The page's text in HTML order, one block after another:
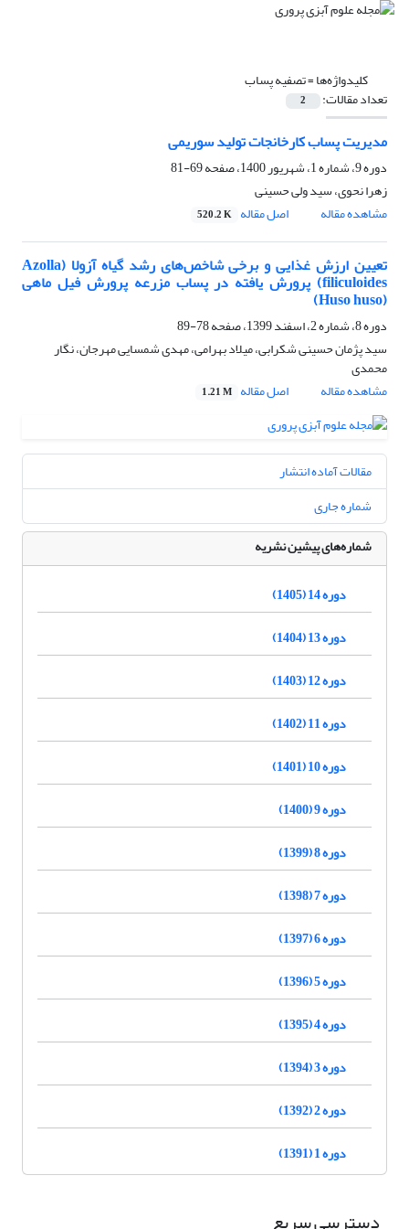
کلیدواژه‌ها =تصفیه پساب
تعداد مقالات: 2
مدیریت پساب کارخانجات تولید سوریمی
دوره 9، شماره 1، شهریور 1400، صفحه
69-81
زهرا نحوی، سید ولی حسینی
مشاهده مقاله
اصل مقاله 520.2 K
تعیین ارزش غذایی و برخی شاخص‌های رشد گیاه آزولا (Azolla
filiculoides) پرورش یافته در پساب مزرعه پرورش فیل ماهی
(Huso huso)
دوره 8، شماره 2، اسفند 1399، صفحه
78-89
سید پژمان حسینی شکرابی، میلاد بهرامی، مهدی شمسایی مهرجان، نگار
محمدی
مشاهده مقاله
اصل مقاله 1.21 M
مقالات آماده انتشار
شماره جاری
شماره‌های پیشین نشریه
دوره 14 (1405)
دوره 13 (1404)
دوره 12 (1403)
دوره 11 (1402)
دوره 10 (1401)
دوره 9 (1400)
دوره 8 (1399)
دوره 7 (1398)
دوره 6 (1397)
دوره 5 (1396)
دوره 4 (1395)
دوره 3 (1394)
دوره 2 (1392)
دوره 1 (1391)
دسترسی سریع